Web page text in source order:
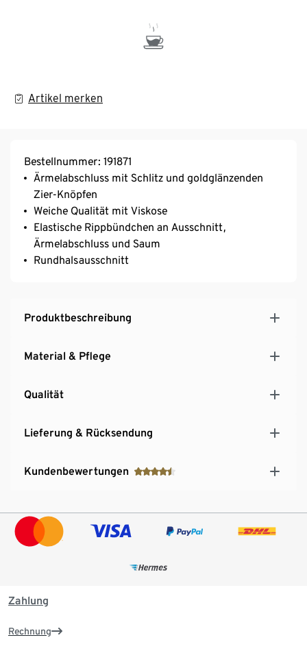
Artikel merken
Bestellnummer: 191871
Ärmelabschluss mit Schlitz und goldglänzenden
Zier-Knöpfen
Weiche Qualität mit Viskose
Elastische Rippbündchen an Ausschnitt,
Ärmelabschluss und Saum
Rundhalsausschnitt
Produktbeschreibung
Material & Pflege
Qualität
Lieferung & Rücksendung
Kundenbewertungen
Zahlung
Rechnung